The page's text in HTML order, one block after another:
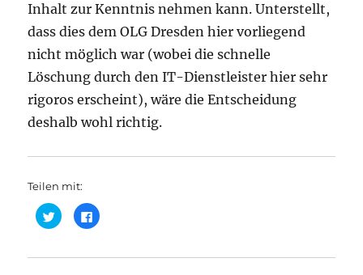
Inhalt zur Kenntnis nehmen kann. Unterstellt,
dass dies dem OLG Dresden hier vorliegend
nicht möglich war (wobei die schnelle
Löschung durch den IT-Dienstleister hier sehr
rigoros erscheint), wäre die Entscheidung
deshalb wohl richtig.
Teilen mit:
K
l
,
K
l
,